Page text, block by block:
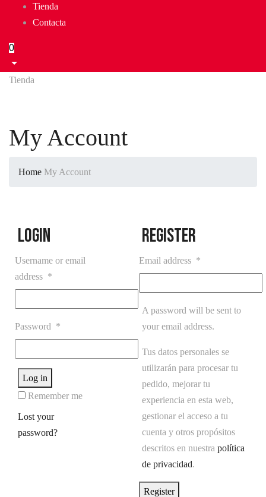
Tienda
Contacta
0
Tienda
My Account
Home My Account
Login
Username or email
address *
Password *
Log in
Remember me
Lost your
password?
Register
Email address *
A password will be sent to
your email address.
Tus datos personales se
utilizarán para procesar tu
pedido, mejorar tu
experiencia en esta web,
gestionar el acceso a tu
cuenta y otros propósitos
descritos en nuestra política
de privacidad.
Register